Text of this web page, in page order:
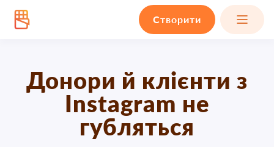
Створити
Донори й клієнти з
Instagram не
губляться